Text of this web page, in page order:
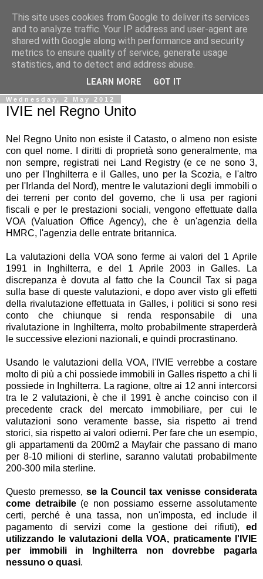
Ale Riolo's blog
Some posts are inEnglish , altri sono inItaliano , algunos
Español
Wednesday, 2 May 2012
IVIE nel Regno Unito
Nel Regno Unito non esiste il Catasto, o almeno non esiste
con quel nome. I diritti di proprietà sono generalmente, ma
non sempre, registrati nei Land Registry (e ce ne sono 3,
uno per l'Inghilterra e il Galles, uno per la Scozia, e l'altro
per l'Irlanda del Nord), mentre le valutazioni degli immobili o
dei terreni per conto del governo, che li usa per ragioni
fiscali e per le prestazioni sociali, vengono effettuate dalla
VOA (Valuation Office Agency), che è un'agenzia della
HMRC, l'agenzia delle entrate britannica.
La valutazioni della VOA sono ferme ai valori del 1 Aprile
1991 in Inghilterra, e del 1 Aprile 2003 in Galles. La
discrepanza è dovuta al fatto che la Council Tax si paga
sulla base di queste valutazioni, e dopo aver visto gli effetti
della rivalutazione effettuata in Galles, i politici si sono resi
conto che chiunque si renda responsabile di una
rivalutazione in Inghilterra, molto probabilmente straperderà
le successive elezioni nazionali, e quindi procrastinano.
Usando le valutazioni della VOA, l'IVIE verrebbe a costare
molto di più a chi possiede immobili in Galles rispetto a chi li
possiede in Inghilterra. La ragione, oltre ai 12 anni intercorsi
tra le 2 valutazioni, è che il 1991 è anche coinciso con il
precedente crack del mercato immobiliare, per cui le
valutazioni sono veramente basse, sia rispetto ai trend
storici, sia rispetto ai valori odierni. Per fare che un esempio,
gli appartamenti da 200m2 a Mayfair che passano di mano
per 8-10 milioni di sterline, saranno valutati probabilmente
200-300 mila sterline.
Questo premesso, se la Council tax venisse considerata
come detraibile(e non possiamo esserne assolutamente
certi, perché è una tassa, non un'imposta, ed include il
pagamento di servizi come la gestione dei rifiuti), ed
utilizzando le valutazioni della VOA, praticamente l'IVIE
per immobili in Inghilterra non dovrebbe pagarla
nessuno o quasi.
This site uses cookies from Google to deliver its services
and to analyze traffic. Your IP address and user-agent are
shared with Google along with performance and security
metrics to ensure quality of service, generate usage
statistics, and to detect and address abuse.
LEARN MORE GOT IT